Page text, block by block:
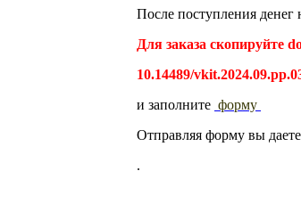
После поступления денег
Для заказа скопируйте
10.14489/
и заполните форму
Отправляя форму вы даете
.